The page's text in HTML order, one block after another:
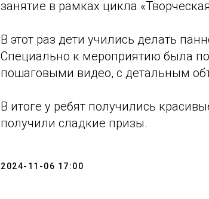
занятие в рамках цикла
В этот раз дети учились делать
Специально к мероприятию была
пошаговыми видео, с детальным
В итоге у ребят получились
получили сладкие призы.
2024-11-06 17:00